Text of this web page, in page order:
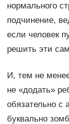
нормального
подчинение,
если человек
решить эти
И, тем не
не «додать»
обязательно с
буквально